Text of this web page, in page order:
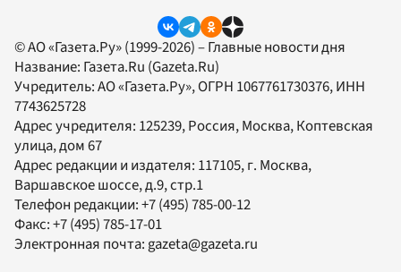
© АО «Газета.Ру» (1999-2026) – Главные новости дня
Название: Газета.Ru (Gazeta.Ru)
Учредитель:АО «Газета.Ру», ОГРН 1067761730376, ИНН
7743625728
Адрес учредителя: 125239, Россия, Москва, Коптевская
улица, дом 67
Адрес редакции и издателя: 117105, г. Москва,
Варшавское шоссе, д.9, стр.1
Телефон редакции:+7 (495) 785-00-12
Факс:+7 (495) 785-17-01
Электронная почта:gazeta@gazeta.ru